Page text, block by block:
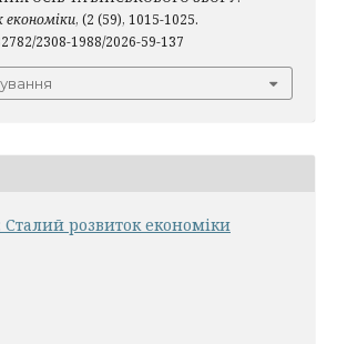
, (2 (59), 1015-1025.
2308-1988/2026-59-137
розвиток економіки